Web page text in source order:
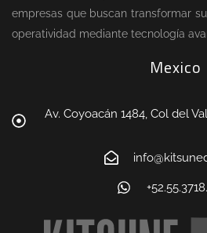
empresas que buscan transformar
operatividad mediante tecnología
Mexico
Av. Coyoacán 1484, Col del